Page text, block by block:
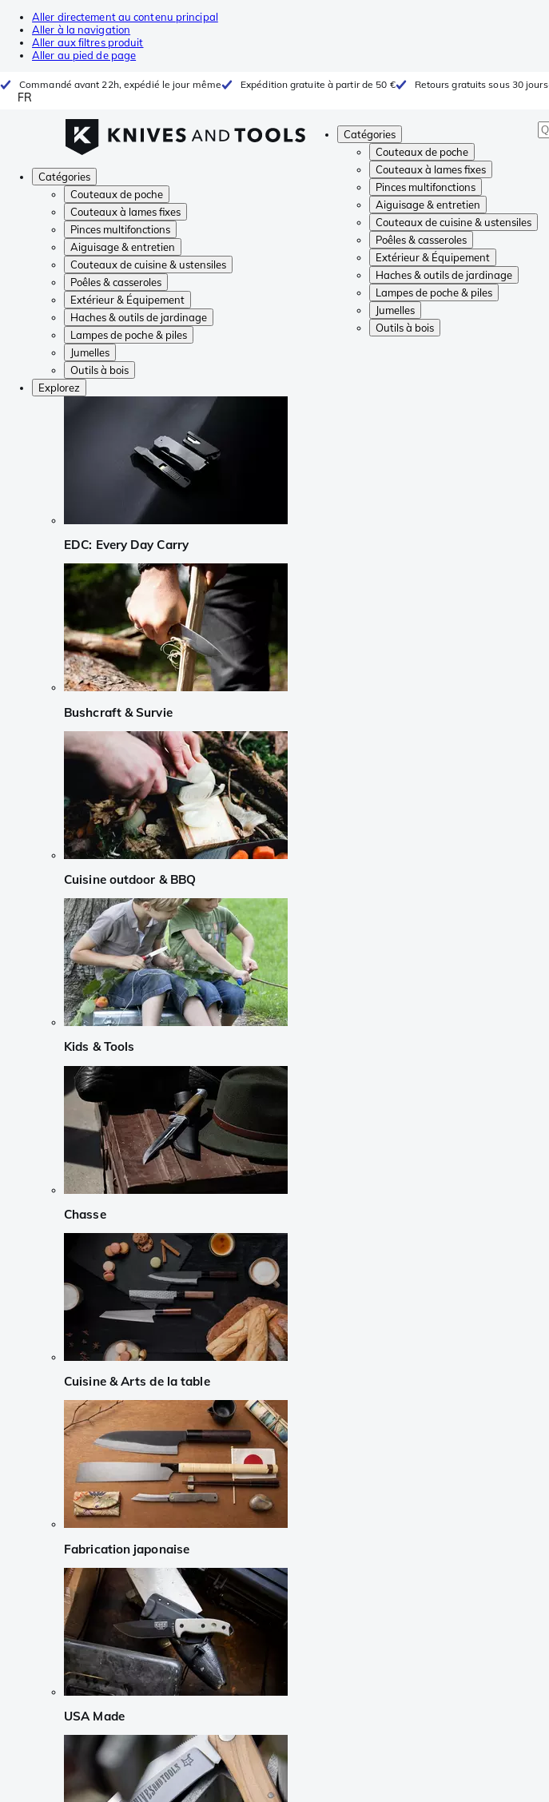
Aller directement au contenu principal
Aller à la navigation
Aller aux filtres produit
Aller au pied de page
Commandé avant 22h, expédié le jour même Expédition gratuite à partir de 50 € Retours gratuits sous 30 jours
FR
Catégories
Couteaux de poche
Couteaux à lames fixes
Pinces multifonctions
Aiguisage & entretien
Couteaux de cuisine & ustensiles
Poêles & casseroles
Extérieur & Équipement
Haches & outils de jardinage
Lampes de poche & piles
Jumelles
Outils à bois
Catégories
Couteaux de poche
Couteaux à lames fixes
Pinces multifonctions
Aiguisage & entretien
Couteaux de cuisine & ustensiles
Poêles & casseroles
Extérieur & Équipement
Haches & outils de jardinage
Lampes de poche & piles
Jumelles
Outils à bois
Explorez
EDC: Every Day Carry
Bushcraft & Survie
Cuisine outdoor & BBQ
Kids & Tools
Chasse
Cuisine & Arts de la table
Fabrication japonaise
USA Made